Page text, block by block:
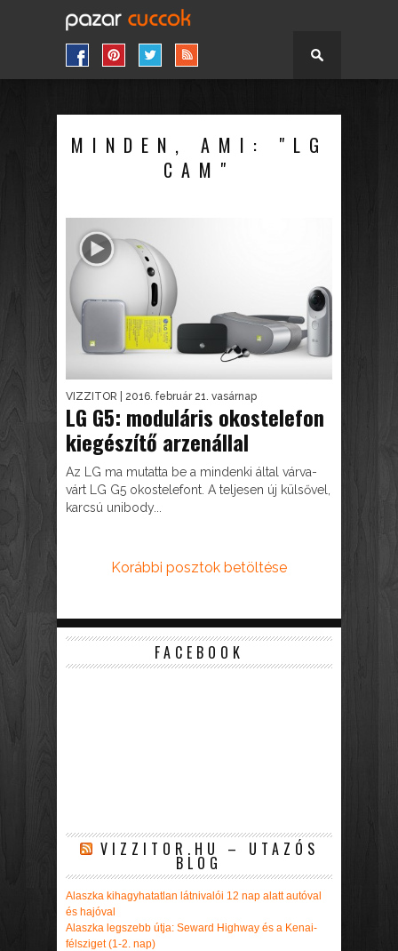
MINDEN, AMI: "LG
CAM"
VIZZITOR | 2016. február 21. vasárnap
LG G5: moduláris okostelefon
kiegészítő arzenállal
Az LG ma mutatta be a mindenki által várva-
várt LG G5 okostelefont. A teljesen új külsővel,
karcsú unibody...
Korábbi posztok betöltése
FACEBOOK
VIZZITOR.HU – UTAZÓS
BLOG
Alaszka kihagyhatatlan látnivalói 12 nap alatt autóval
és hajóval
Alaszka legszebb útja: Seward Highway és a Kenai-
félsziget (1-2. nap)